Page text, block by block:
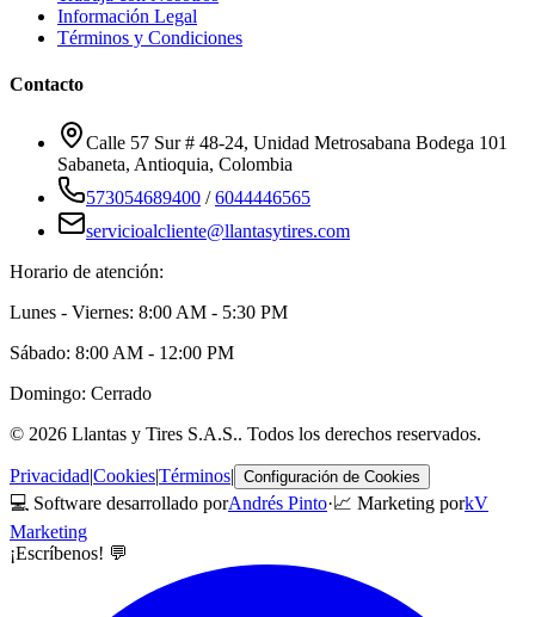
Información Legal
Términos y Condiciones
Contacto
Calle 57 Sur # 48-24, Unidad Metrosabana Bodega 101
Sabaneta, Antioquia, Colombia
573054689400 /6044446565
servicioalcliente@llantasytires.com
Horario de atención:
Lunes - Viernes: 8:00 AM - 5:30 PM
Sábado: 8:00 AM - 12:00 PM
Domingo: Cerrado
© 2026 Llantas y Tires S.A.S.. Todos los derechos reservados.
Privacidad|Cookies|Términos| Configuración de Cookies
💻 Software desarrollado porAndrés Pinto·📈 Marketing porkV
Marketing
¡Escríbenos! 💬